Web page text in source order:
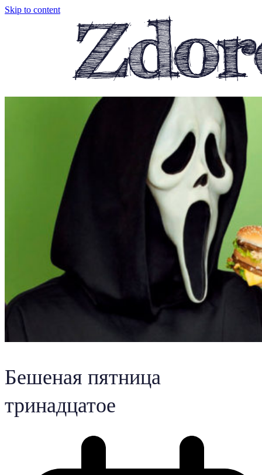
Skip to content
Бешеная пятница
тринадцатое